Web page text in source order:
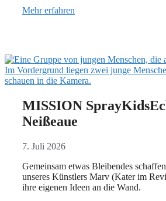
Mehr erfahren
MISSION
Neißeaue
7. Juli 2026
Gemeinsam etwas Bleibendes
unseres Künstlers Marv (Kater im
ihre eigenen Ideen an die Wand.